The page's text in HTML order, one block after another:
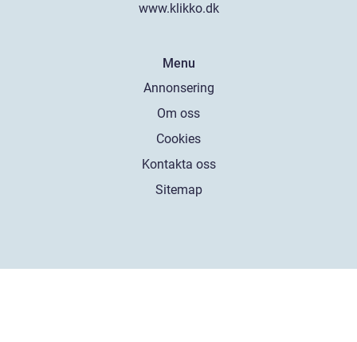
www.klikko.dk
Menu
Annonsering
Om oss
Cookies
Kontakta oss
Sitemap